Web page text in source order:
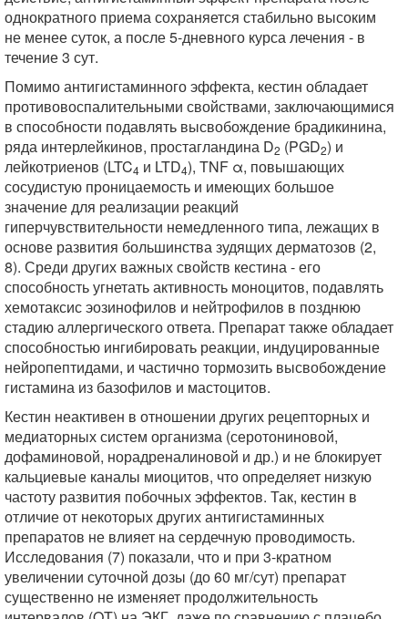
однократного приема сохраняется стабильно высоким
не менее суток, а после 5-дневного курса лечения - в
течение 3 сут.
Помимо антигистаминного эффекта, кестин обладает
противовоспалительными свойствами, заключающимися
в способности подавлять высвобождение брадикинина,
ряда интерлейкинов, простагландина D2 (PGD2) и
лейкотриенов (LTC4 и LTD4), TNF α, повышающих
сосудистую проницаемость и имеющих большое
значение для реализации реакций
гиперчувствительности немедленного типа, лежащих в
основе развития большинства зудящих дерматозов (2,
8). Среди других важных свойств кестина - его
способность угнетать активность моноцитов, подавлять
хемотаксис эозинофилов и нейтрофилов в позднюю
стадию аллергического ответа. Препарат также обладает
способностью ингибировать реакции, индуцированные
нейропептидами, и частично тормозить высвобождение
гистамина из базофилов и мастоцитов.
Кестин неактивен в отношении других рецепторных и
медиаторных систем организма (серотониновой,
дофаминовой, норадреналиновой и др.) и не блокирует
кальциевые каналы миоцитов, что определяет низкую
частоту развития побочных эффектов. Так, кестин в
отличие от некоторых других антигистаминных
препаратов не влияет на сердечную проводимость.
Исследования (7) показали, что и при 3-кратном
увеличении суточной дозы (до 60 мг/сут) препарат
существенно не изменяет продолжительность